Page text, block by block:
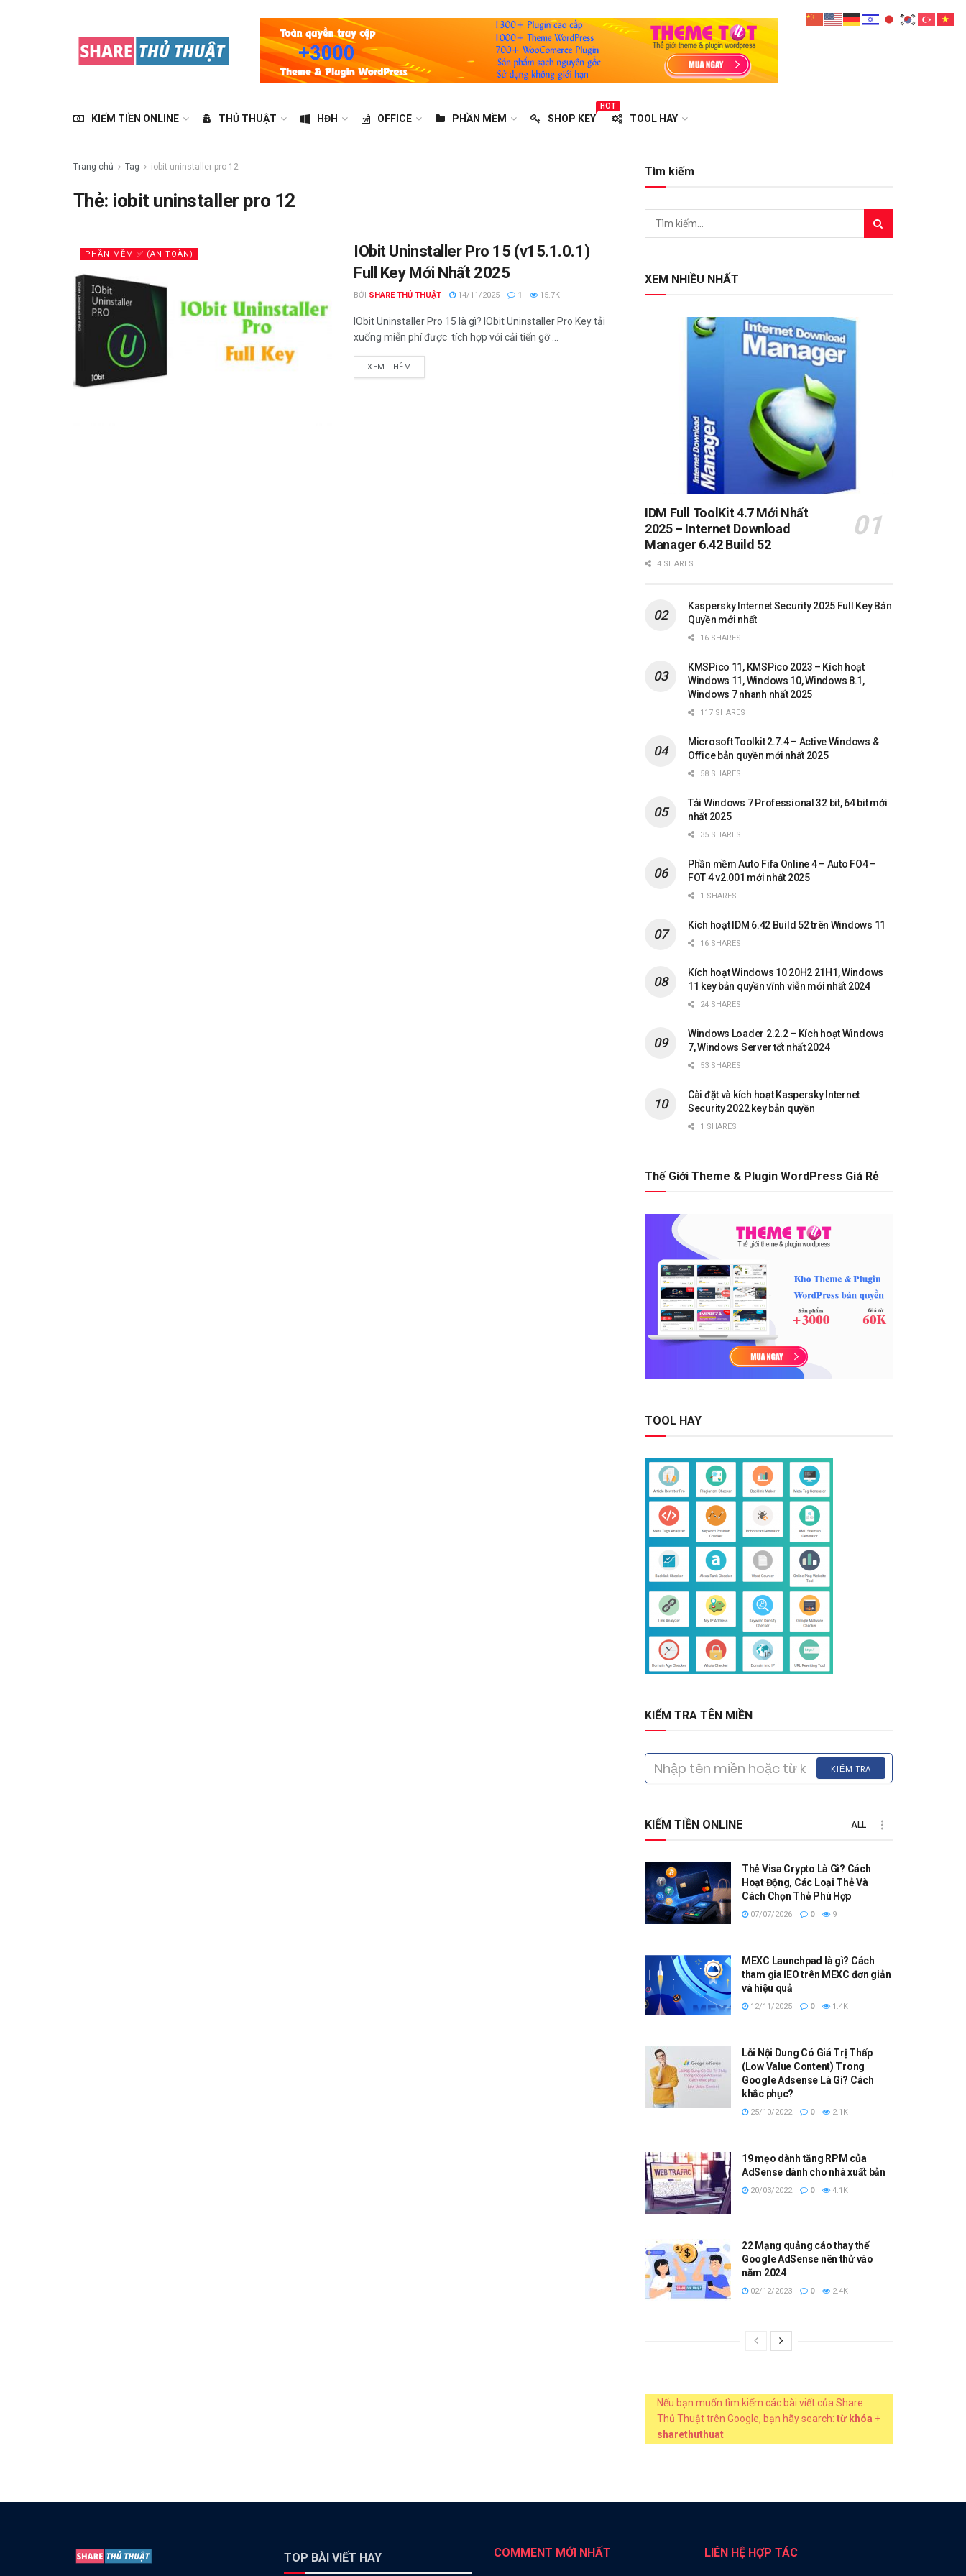
KIẾM TIỀN ONLINE THỦ THUẬT HĐH OFFICE PHẦN MỀM SHOP KEY
HOT
TOOL HAY
Trang chủ Tag iobit uninstaller pro 12
Thẻ: iobit uninstaller pro 12
PHẦN MỀM ✅ (AN TOÀN)
IObit Uninstaller Pro 15 (v15.1.0.1)
Full Key Mới Nhất 2025
BỞI SHARE THỦ THUẬT 14/11/2025 1 15.7K
IObit Uninstaller Pro 15 là gì? IObit Uninstaller Pro Key tải
xuống miễn phí được tích hợp với cải tiến gỡ ...
XEM THÊM
Tìm kiếm
XEM NHIỀU NHẤT
IDM Full ToolKit 4.7 Mới Nhất
2025 – Internet Download
Manager 6.42 Build 52
4 SHARES
Kaspersky Internet Security 2025 Full Key Bản
Quyền mới nhất
16 SHARES
KMSPico 11, KMSPico 2023 – Kích hoạt
Windows 11, Windows 10, Windows 8.1,
Windows 7 nhanh nhất 2025
117 SHARES
Microsoft Toolkit 2.7.4 – Active Windows &
Office bản quyền mới nhất 2025
58 SHARES
Tải Windows 7 Professional 32 bit, 64 bit mới
nhất 2025
35 SHARES
Phần mềm Auto Fifa Online 4 – Auto FO4 –
FOT 4 v2.001 mới nhất 2025
1 SHARES
Kích hoạt IDM 6.42 Build 52 trên Windows 11
16 SHARES
Kích hoạt Windows 10 20H2 21H1, Windows
11 key bản quyền vĩnh viễn mới nhất 2024
24 SHARES
Windows Loader 2.2.2 – Kích hoạt Windows
7, Windows Server tốt nhất 2024
53 SHARES
Cài đặt và kích hoạt Kaspersky Internet
Security 2022 key bản quyền
1 SHARES
Thế Giới Theme & Plugin WordPress Giá Rẻ
TOOL HAY
KIỂM TRA TÊN MIỀN
KIỂM TRA
KIẾM TIỀN ONLINE ALL
Thẻ Visa Crypto Là Gì? Cách
Hoạt Động, Các Loại Thẻ Và
Cách Chọn Thẻ Phù Hợp
07/07/2026 0 9
MEXC Launchpad là gì? Cách
tham gia IEO trên MEXC đơn giản
và hiệu quả
12/11/2025 0 1.4K
Lỗi Nội Dung Có Giá Trị Thấp
(Low Value Content) Trong
Google Adsense Là Gì? Cách
khắc phục?
25/10/2022 0 2.1K
19 mẹo dành tăng RPM của
AdSense dành cho nhà xuất bản
20/03/2022 0 4.1K
22 Mạng quảng cáo thay thế
Google AdSense nên thử vào
năm 2024
02/12/2023 0 2.4K
Nếu bạn muốn tìm kiếm các bài viết của Share
Thủ Thuật trên Google, bạn hãy search: từ khóa +
sharethuthuat
TOP BÀI VIẾT HAY COMMENT MỚI NHẤT LIÊN HỆ HỢP TÁC